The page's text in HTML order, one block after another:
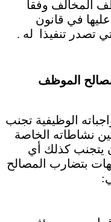
المخالف وفقا
في قانون
تصدر تنفيذا له .
الموظف
الوظيفية تجنب
نشاطاته الخاصة
يتجنب كذلك أي
بتضارب المصالح